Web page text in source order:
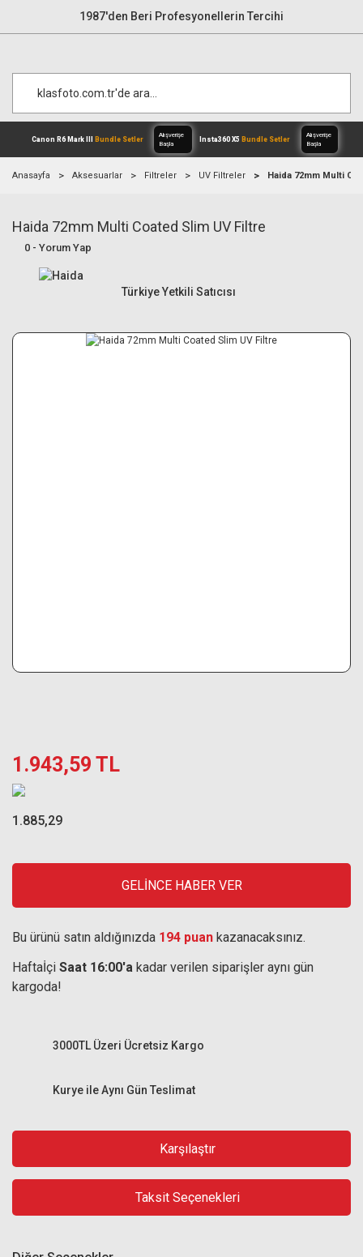
1987'den Beri Profesyonellerin Tercihi
Canon R6 Mark IIIBundle Setler
Alışverişe
Anasayfa Aksesuarlar Filtreler UV Filtreler Haida 72mm Multi
Haida 72mm Multi Coated Slim UV Filtre
0 - Yorum Yap
Türkiye Yetkili Satıcısı
1.943,59 TL
1.885,29
GELİNCE HABER VER
Bu ürünü satın aldığınızda 194 puan kazanacaksınız.
Haftaİçi Saat 16:00'a kadar verilen siparişler aynı gün
kargoda!
Kurye ile Aynı Gün Teslimat
3000TL Üzeri Ücretsiz Kargo
Karşılaştır
Taksit Seçenekleri